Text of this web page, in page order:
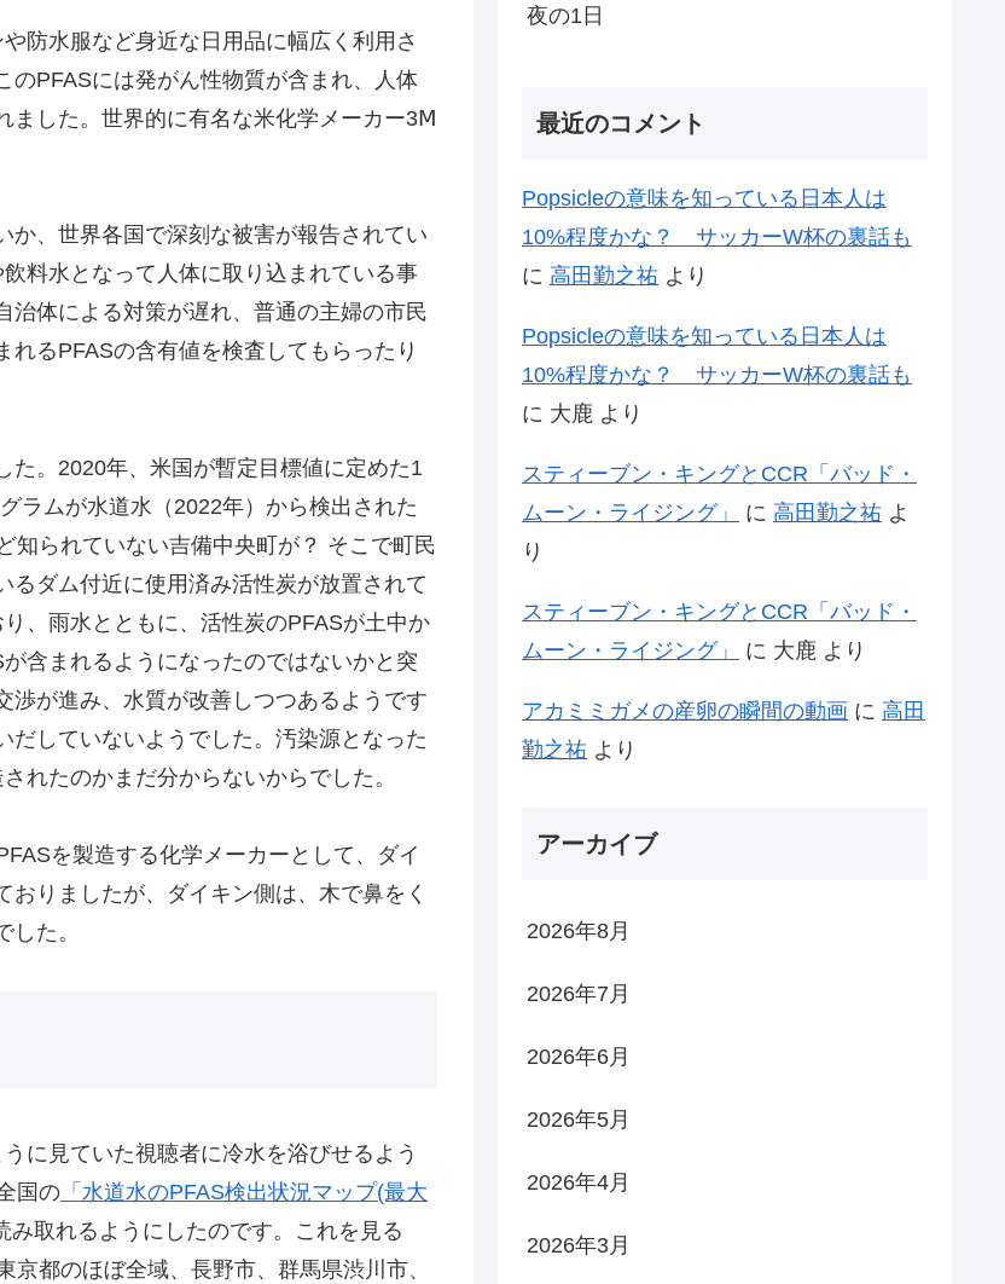
防水服など身近な日用品に幅広く利用さ
のPFASには発がん性物質が含まれ、人体
ました。世界的に有名な米化学メーカー3Ⅿ
、世界各国で深刻な被害が報告されてい
料水となって人体に取り込まれている事
体による対策が遅れ、普通の主婦の市民
るPFASの含有値を検査してもらったり
。2020年、米国が暫定目標値に定めた1
ラムが水道水（2022年）から検出された
知られていない吉備中央町が？ そこで町民
るダム付近に使用済み活性炭が放置されて
、雨水とともに、活性炭のPFASが土中か
含まれるようになったのではないかと突
渉が進み、水質が改善しつつあるようです
していないようでした。汚染源となった
れたのかまだ分からないからでした。
を製造する化学メーカーとして、ダイ
りましたが、ダイキン側は、木で鼻をく
た。
に見ていた視聴者に冷水を浴びせるよう
国の 「水道水のPFAS検出状況マップ(最大
み取れるようにしたのです。これを見る
都のほぼ全域、長野市、群馬県渋川市、
夜の1日
最近のコメント
Popsicleの意味を知っている日本人は
10%程度かな？ サッカーW杯の裏話も
に 高田勤之祐 より
Popsicleの意味を知っている日本人は
10%程度かな？ サッカーW杯の裏話も
に 大鹿 より
スティーブン・キングとCCR「バッド・
ムーン・ライジング」
に 高田勤之祐 よ
り
スティーブン・キングとCCR「バッド・
ムーン・ライジング」
に 大鹿 より
アカミミガメの産卵の瞬間の動画 に 高田
勤之祐 より
アーカイブ
2026年8月
2026年7月
2026年6月
2026年5月
2026年4月
2026年3月